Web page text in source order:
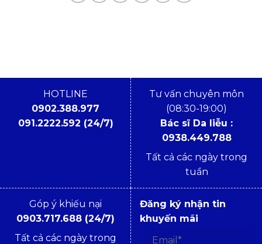
HOTLINE
0902.388.977
091.2222.592 (24/7)
Tư vấn chuyên môn
(08:30-19:00)
Bác sĩ Da liễu :
0938.449.788
Tất cả các ngày trong
tuần
Góp ý khiếu nại
0903.717.688 (24/7)
Tất cả các ngày trong
Đăng ký nhận tin
khuyến mãi